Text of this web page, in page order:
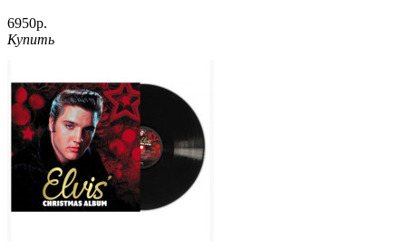
6950р.
Купить